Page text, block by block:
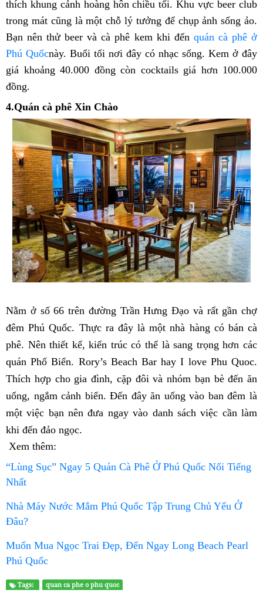
thích khung cảnh hoàng hôn chiều tối. Khu vực beer club
trong mát cũng là một chỗ lý tưởng để chụp ảnh sống ảo.
Bạn nên thử beer và cà phê kem khi đến quán cà phê ở
Phú Quốcnày. Buổi tối nơi đây có nhạc sống. Kem ở đây
giá khoảng 40.000 đồng còn cocktails giá hơn 100.000
đồng.
4.Quán cà phê Xin Chào
Nằm ở số 66 trên đường Trần Hưng Đạo và rất gần chợ
đêm Phú Quốc. Thực ra đây là một nhà hàng có bán cà
phê. Nên thiết kế, kiến trúc có thể là sang trọng hơn các
quán Phố Biển. Rory’s Beach Bar hay I love Phu Quoc.
Thích hợp cho gia đình, cặp đôi và nhóm bạn bè đến ăn
uống, ngắm cảnh biển. Đến đây ăn uống vào ban đêm là
một việc bạn nên đưa ngay vào danh sách việc cần làm
khi đến đảo ngọc.
Xem thêm:
“Lùng Sục” Ngay 5 Quán Cà Phê Ở Phú Quốc Nổi Tiếng
Nhất
Nhà Máy Nước Mắm Phú Quốc Tập Trung Chủ Yếu Ở
Đâu?
Muốn Mua Ngọc Trai Đẹp, Đến Ngay Long Beach Pearl
Phú Quốc
Tags: quan ca phe o phu quoc